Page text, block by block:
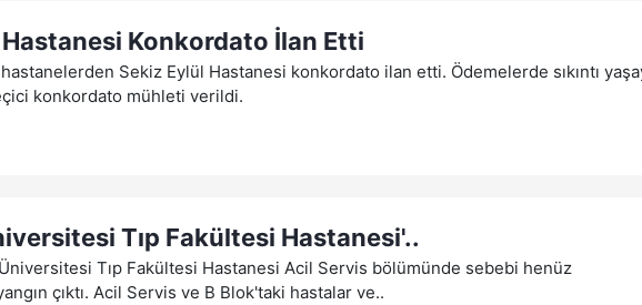
Konkordato İlan Etti
Sekiz Eylül Hastanesi konkordato ilan etti. Ödemelerde sıkıntı
konkordato mühleti verildi.
Tıp Fakültesi Hastanesi'..
Tıp Fakültesi Hastanesi Acil Servis bölümünde sebebi henüz
çıktı. Acil Servis ve B Blok'taki hastalar ve..